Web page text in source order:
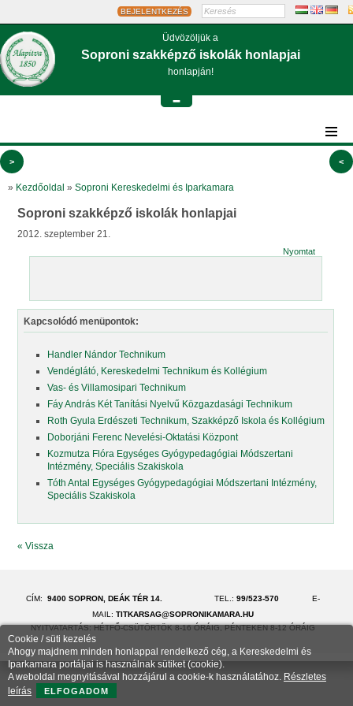
BEJELENTKEZÉS
Üdvözöljük a
Soproni szakképző iskolák honlapjai
honlapján!
-
> <
» Kezdőoldal » Soproni Kereskedelmi és Iparkamara
Soproni szakképző iskolák honlapjai
2012. szeptember 21.
Nyomtat
Kapcsolódó menüpontok:
Handler Nándor Technikum
Vendéglátó, Kereskedelmi Technikum és Kollégium
Vas- és Villamosipari Technikum
Fáy András Két Tanítási Nyelvű Közgazdasági Technikum
Roth Gyula Erdészeti Technikum, Szakképző Iskola és Kollégium
Doborjáni Ferenc Nevelési-Oktatási Központ
Kozmutza Flóra Egységes Gyógypedagógiai Módszertani
Intézmény, Speciális Szakiskola
Tóth Antal Egységes Gyógypedagógiai Módszertani Intézmény,
Speciális Szakiskola
« Vissza
CÍM: 9400 SOPRON, DEÁK TÉR 14. TEL.: 99/523-570
E-
MAIL: TITKARSAG@SOPRONIKAMARA.HU
NYITVATARTÁS: HÉTFŐ-CSÜTÖRTÖK 8-16 ÓRÁIG, PÉNTEKEN 8-12 ÓRÁIG
Cookie / süti kezelés
Ahogy majdnem minden honlappal rendelkező cég, a Kereskedelmi és
Iparkamara portáljai is használnak sütiket (cookie).
A weboldal megnyitásával hozzájárul a cookie-k használatához. Részletes
leírás
ELFOGADOM